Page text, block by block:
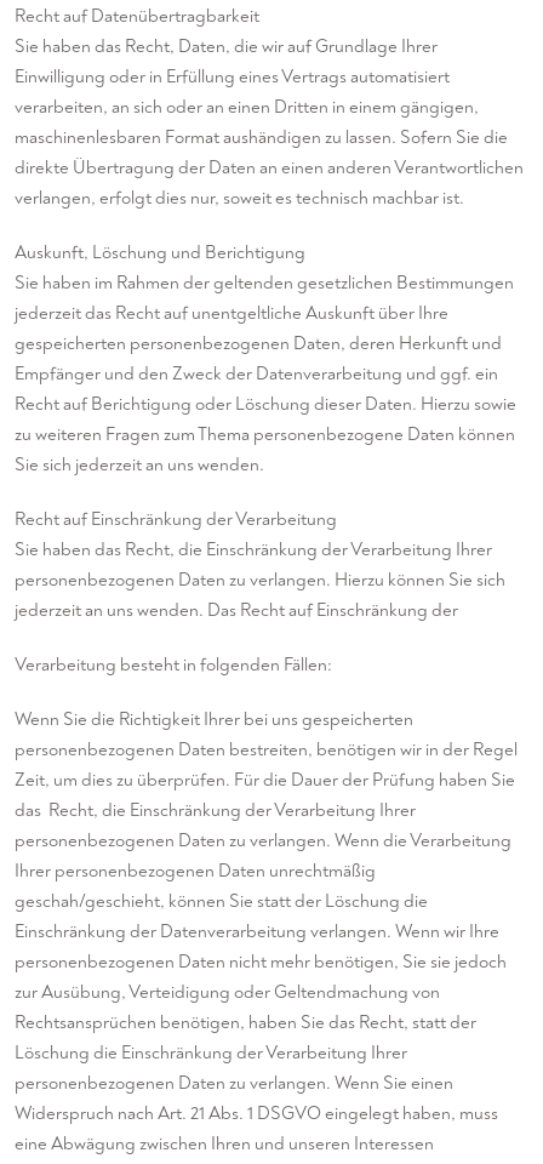
Recht auf Daten­übertrag­barkeit
Sie haben das Recht, Daten, die wir auf Grundlage Ihrer
Einwilligung oder in Erfüllung eines Vertrags automatisiert
verarbeiten, an sich oder an einen Dritten in einem gängigen,
maschinenlesbaren Format aushändigen zu lassen. Sofern Sie die
direkte Übertragung der Daten an einen anderen Verantwortlichen
verlangen, erfolgt dies nur, soweit es technisch machbar ist.
Auskunft, Löschung und Berichtigung
Sie haben im Rahmen der geltenden gesetzlichen Bestimmungen
jederzeit das Recht auf unentgeltliche Auskunft über Ihre
gespeicherten personenbezogenen Daten, deren Herkunft und
Empfänger und den Zweck der Datenverarbeitung und ggf. ein
Recht auf Berichtigung oder Löschung dieser Daten. Hierzu sowie
zu weiteren Fragen zum Thema personenbezogene Daten können
Sie sich jederzeit an uns wenden.
Recht auf Einschränkung der Verarbeitung
Sie haben das Recht, die Einschränkung der Verarbeitung Ihrer
personenbezogenen Daten zu verlangen. Hierzu können Sie sich
jederzeit an uns wenden. Das Recht auf Einschränkung der
Verarbeitung besteht in folgenden Fällen:
Wenn Sie die Richtigkeit Ihrer bei uns gespeicherten
personenbezogenen Daten bestreiten, benötigen wir in der Regel
Zeit, um dies zu überprüfen. Für die Dauer der Prüfung haben Sie
das Recht, die Einschränkung der Verarbeitung Ihrer
personenbezogenen Daten zu verlangen. Wenn die Verarbeitung
Ihrer personenbezogenen Daten unrechtmäßig
geschah/geschieht, können Sie statt der Löschung die
Einschränkung der Datenverarbeitung verlangen. Wenn wir Ihre
personenbezogenen Daten nicht mehr benötigen, Sie sie jedoch
zur Ausübung, Verteidigung oder Geltendmachung von
Rechtsansprüchen benötigen, haben Sie das Recht, statt der
Löschung die Einschränkung der Verarbeitung Ihrer
personenbezogenen Daten zu verlangen. Wenn Sie einen
Widerspruch nach Art. 21 Abs. 1 DSGVO eingelegt haben, muss
eine Abwägung zwischen Ihren und unseren Interessen